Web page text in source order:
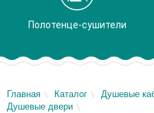
Полотенце-сушители
Главная Каталог
Душевые
Душевые двери